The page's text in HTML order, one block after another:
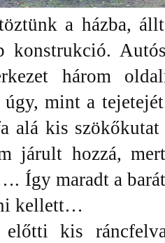
a házba,
konstrukció.
három
mint a
alá kis
járult hozzá,
Így maradt a
kellett…
kis